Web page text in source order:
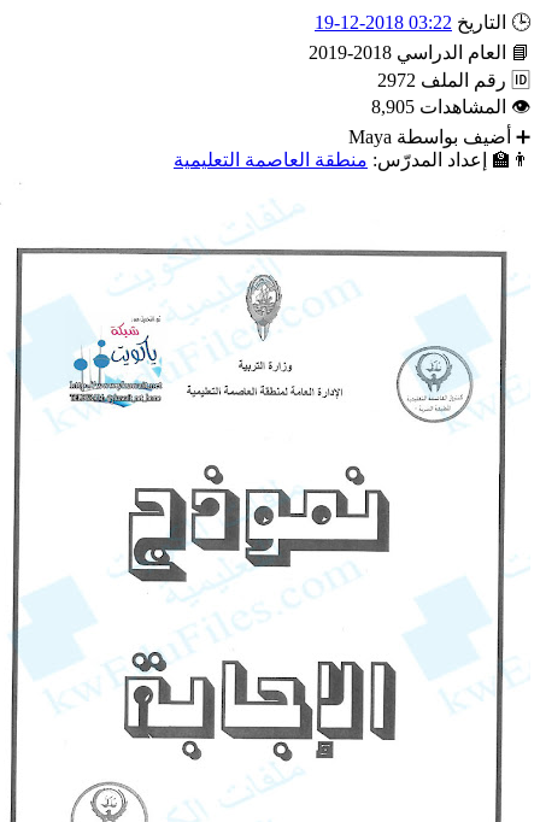
التاريخ 03:22 2018-12-19
العام الدراسي 2018-2019
رقم الملف 2972
المشاهدات 8,905
أضيف بواسطة Maya
إعداد المدرّس: منطقة العاصمة التعليمية